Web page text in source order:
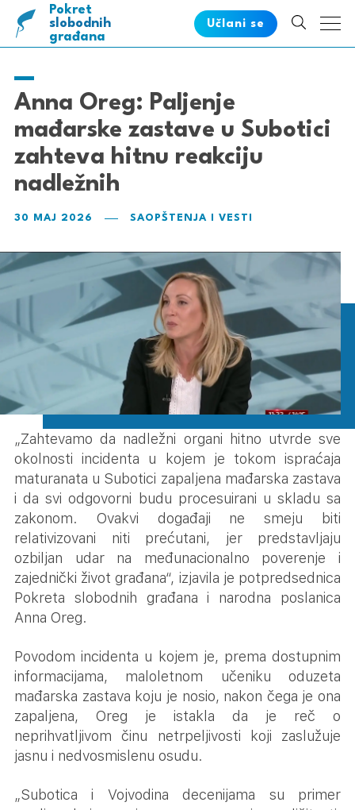
Pokret
pametnih
slobodnih
građana
Učlani se
Anna Oreg: Paljenje
mađarske zastave u Subotici
zahteva hitnu reakciju
nadležnih
30 MAJ 2026 SAOPŠTENJA I VESTI
„Zahtevamo da nadležni organi hitno utvrde sve
okolnosti incidenta u kojem je tokom ispraćaja
maturanata u Subotici zapaljena mađarska zastava
i da svi odgovorni budu procesuirani u skladu sa
zakonom. Ovakvi događaji ne smeju biti
relativizovani niti prećutani, jer predstavljaju
ozbiljan udar na međunacionalno poverenje i
zajednički život građana“, izjavila je potpredsednica
Pokreta slobodnih građana i narodna poslanica
Anna Oreg.
Povodom incidenta u kojem je, prema dostupnim
informacijama, maloletnom učeniku oduzeta
mađarska zastava koju je nosio, nakon čega je ona
zapaljena, Oreg je istakla da je reč o
neprihvatljivom činu netrpeljivosti koji zaslužuje
jasnu i nedvosmislenu osudu.
„Subotica i Vojvodina decenijama su primer